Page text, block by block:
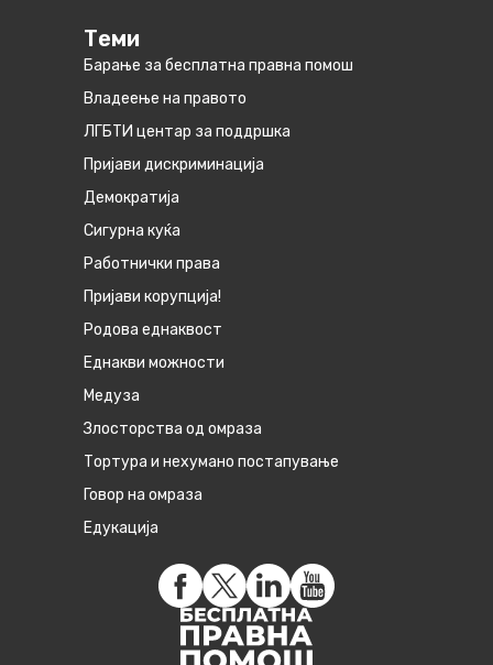
Теми
Барање за бесплатна правна помош
Владеење на правото
ЛГБТИ центар за поддршка
Пријави дискриминација
Демократија
Сигурна куќа
Работнички права
Пријави корупција!
Родова еднаквост
Eднакви можности
Медуза
Злосторства од омраза
Тортура и нехумано постапување
Говор на омраза
Едукација